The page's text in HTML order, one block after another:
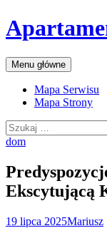
Przejdź
do
Szukaj
Menu główne
Mapa Serwisu
Mapa Strony
Szukaj:
dom
Ekscytującą
19 lipca 2025Mariusz